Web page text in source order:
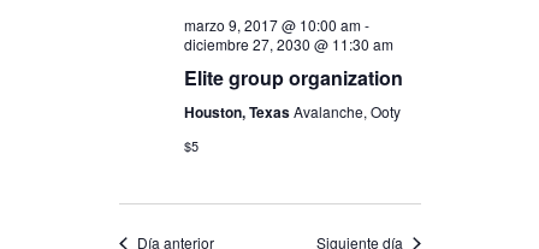
marzo 9, 2017 @ 10:00 am-
diciembre 27, 2030 @ 11:30 am
Elite group organization
Houston, TexasAvalanche, Ooty
$5
Día anterior Siguiente día